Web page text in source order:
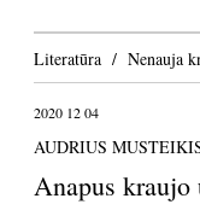
Literatūra Nenauja
2020 12 04
AUDRIUS
Anapus